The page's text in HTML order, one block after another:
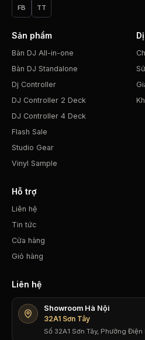
FB TT
Sản phẩm
Bàn DJ All-in-one
Bàn DJ Standalone
Dj Controller
DJ Controller 2 Deck
DJ Controller 4 Deck
Flash Sale
Studio Gear
Vinyl Sample
Hỗ trợ
Liên hệ
Tin tức
Cửa hàng
Giỏ hàng
Liên hệ
Showroom Hà Nội
32A1 Sơn Tây
Số 32A1 Sơn Tây, Phường